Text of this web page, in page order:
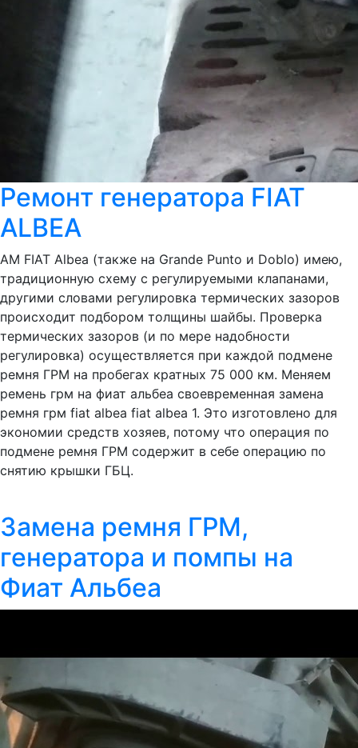
Ремонт генератора FIAT
ALBEA
АМ FIAT Albea (также на Grande Punto и Doblo) имею,
традиционную схему с регулируемыми клапанами,
другими словами регулировка термических зазоров
происходит подбором толщины шайбы. Проверка
термических зазоров (и по мере надобности
регулировка) осуществляется при каждой подмене
ремня ГРМ на пробегах кратных 75 000 км. Меняем
ремень грм на фиат альбеа своевременная замена
ремня грм fiat albea fiat albea 1. Это изготовлено для
экономии средств хозяев, потому что операция по
подмене ремня ГРМ содержит в себе операцию по
снятию крышки ГБЦ.
Замена ремня ГРМ,
генератора и помпы на
Фиат Альбеа